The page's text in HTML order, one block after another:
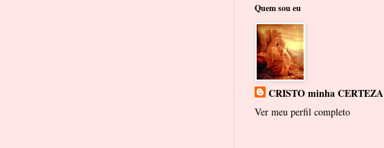
Quem sou eu
CRISTO minha CERTEZA
Ver meu perfil completo